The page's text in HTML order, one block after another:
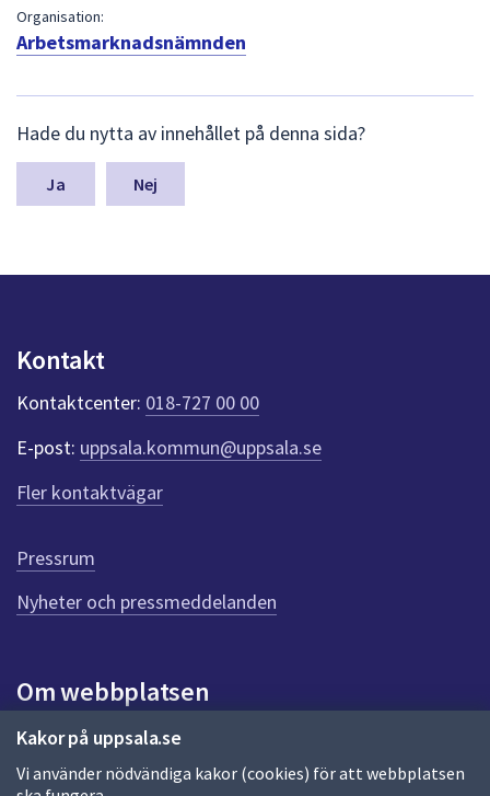
Kakor på uppsala.se
Vi använder nödvändiga kakor (cookies) för att webbplatsen
Organisation:
Arbetsmarknadsnämnden
ä
m
a
n
k
t
e
r
f
ö
r
e
n
n
a
d
a
Hade du nytta av innehållet på denna sida?
Nej
Kontakt
Kontaktcenter: 018-727 00 00
E-post: uppsala.kommun@uppsala.se
Fler kontaktvägar
Pressrum
Nyheter och pressmeddelanden
Om webbplatsen
Om webbplatsen
Allmänna handlingar och diarium